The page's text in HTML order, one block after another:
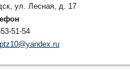
ул. Лесная, д. 17
51-54